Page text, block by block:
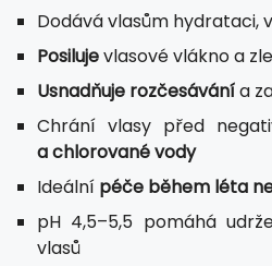
Dodává vlasům hydrataci,
Posilujevlasové vlákno a
Usnadňuje rozčesávánía
Chrání vlasy před
a chlorované vody
Ideální péče během léta
pH 4,5–5,5 pomáhá
vlasů